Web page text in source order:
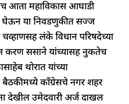
आता महाविकास आघाडी
या निवडणुकीत सज्ज
लंके विधान परिषदेच्या
करण ससाने यांच्यासह नुकतेच
थोरात यांच्या
बैठकीमध्ये काँग्रेसचे नगर शहर
देखील उमेदवारी अर्ज दाखल